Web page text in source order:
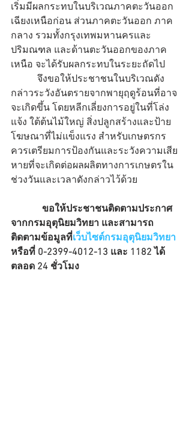
เริ่มมีผลกระทบในบริเวณภาคตะวันออก
เฉียงเหนือก่อน ส่วนภาคตะวันออก ภาค
กลาง รวมทั้งกรุงเทพมหานครและ
ปริมณฑล และด้านตะวันออกของภาค
เหนือ จะได้รับผลกระทบในระยะถัดไป
กล่าวระวังอันตรายจากพายุฤดูร้อนที่อาจ
จะเกิดขึ้น โดยหลีกเลี่ยงการอยู่ในที่โล่ง
แจ้ง ใต้ต้นไม้ใหญ่ สิ่งปลูกสร้างและป้าย
โฆษณาที่ไม่แข็งแรง สำหรับเกษตรกร
ควรเตรียมการป้องกันและระวังความเสีย
หายที่จะเกิดต่อผลผลิตทางการเกษตรใน
ช่วงวันและเวลาดังกล่าวไว้ด้วย
จากกรมอุตุนิยมวิทยา และสามารถ
ติดตามข้อมูลที่เว็บไซต์กรมอุตุนิยมวิทยา
หรือที่ 0-2399-4012-13 และ 1182 ได้
ตลอด 24 ชั่วโมง